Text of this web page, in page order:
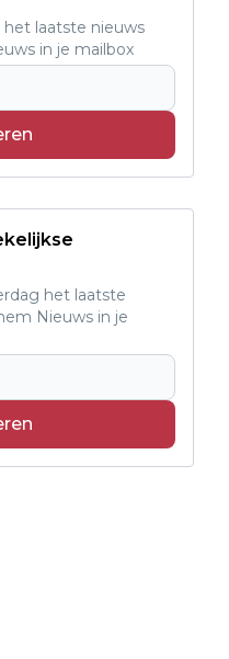
het laatste nieuws
in je mailbox
het laatste
Nieuws in je